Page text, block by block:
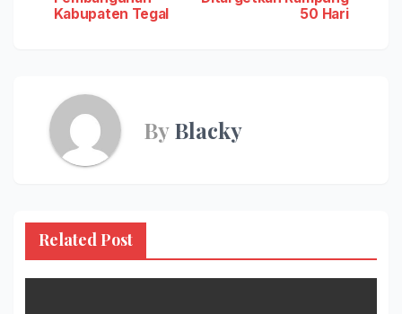
50 Hari
Kabupaten Tegal
ByBlacky
Related Post